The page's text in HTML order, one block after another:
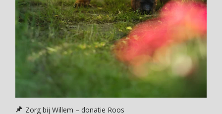
Zorg bij Willem – donatie Roos